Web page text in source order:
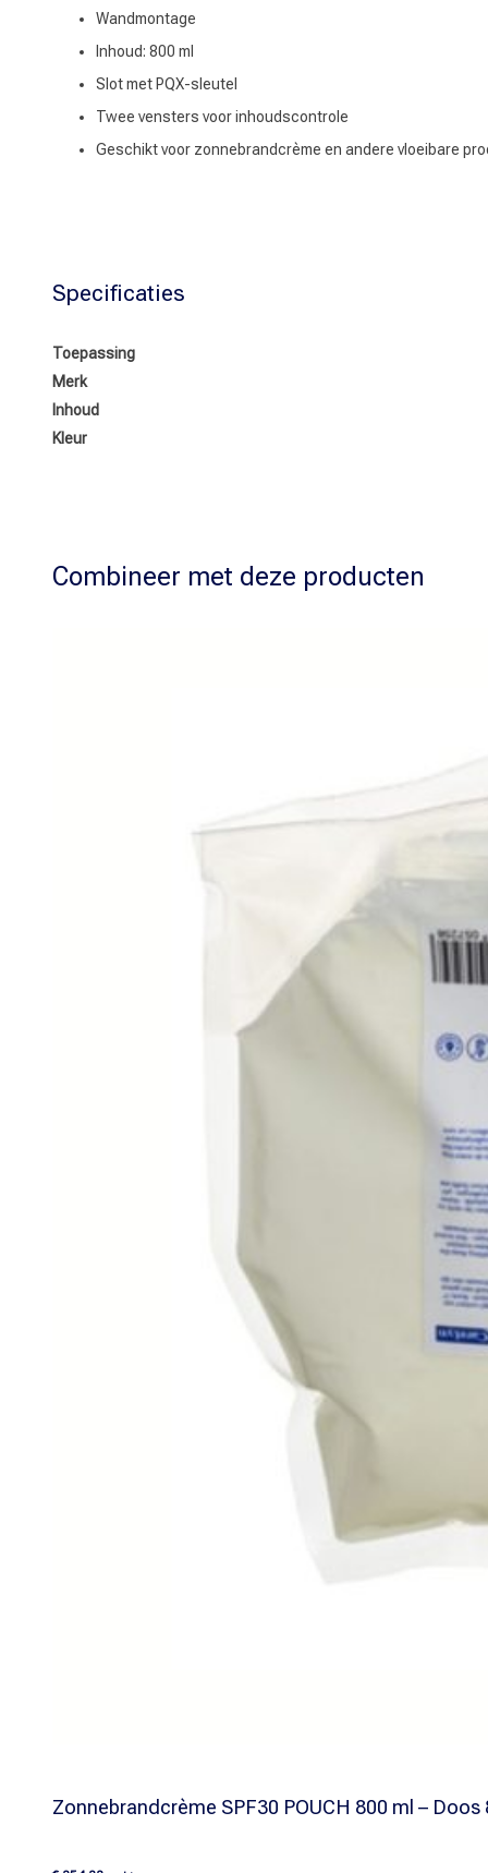
Wandmontage
Inhoud: 800 ml
Slot met PQX-sleutel
Twee vensters voor inhoudscontrole
Geschikt voor zonnebrandcrème en andere vloeibare
Specificaties
Toepassing
Merk
Inhoud
Kleur
Combineer met deze producten
Zonnebrandcrème SPF30 POUCH 800 ml – Doos